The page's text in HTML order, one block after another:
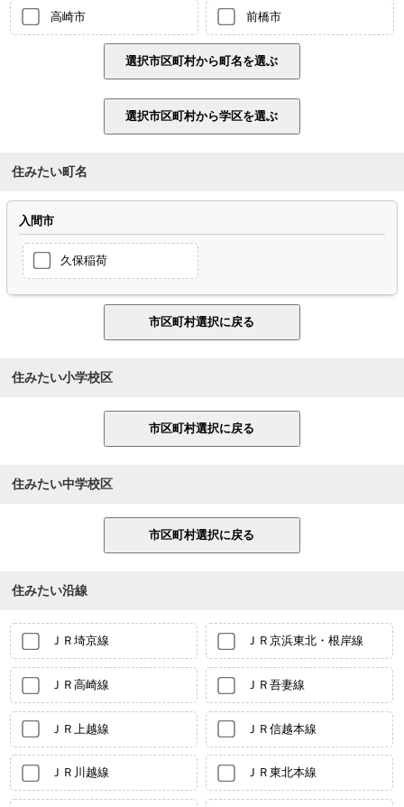
高崎市 前橋市
住みたい町名
入間市
久保稲荷
住みたい小学校区
住みたい中学校区
住みたい沿線
ＪＲ埼京線 ＪＲ京浜東北・根岸線
ＪＲ高崎線 ＪＲ吾妻線
ＪＲ上越線 ＪＲ信越本線
ＪＲ川越線 ＪＲ東北本線